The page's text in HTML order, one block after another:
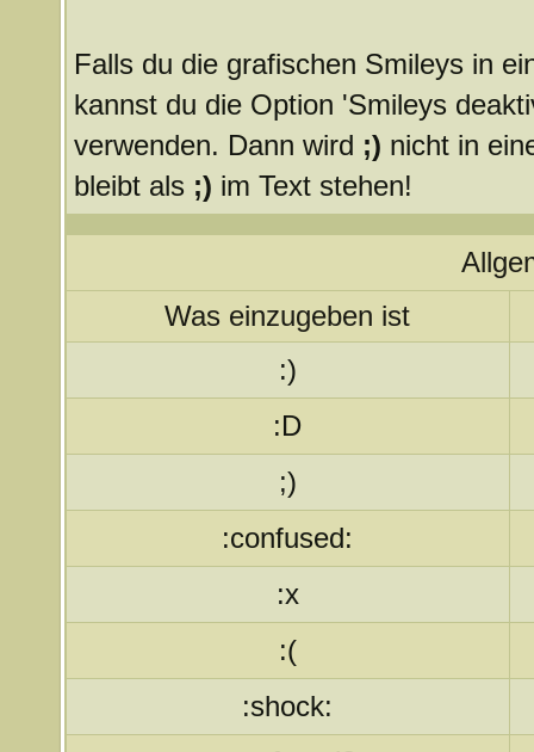
Falls du die grafischen Smileys in
kannst du die Option 'Smileys
verwenden. Dann wird ;) nicht in
bleibt als ;) im Text stehen!
Was einzugeben ist
:)
:D
;)
:confused:
:x
:(
:shock: